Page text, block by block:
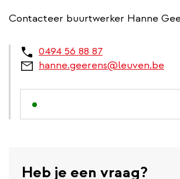
Contacteer buurtwerker Hanne
0494 56 88 87
hanne.geerens@leuven.be
Heb je een vraag?